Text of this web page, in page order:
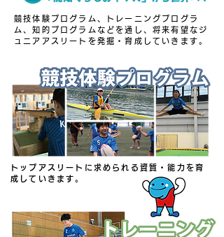
競技体験プログラム、トレーニングプログラ
ム、知的プログラムなどを通し、将来有望なジ
ュニアアスリートを発掘・育成していきます。
トップアスリートに求められる資質・能力を育
成していきます。